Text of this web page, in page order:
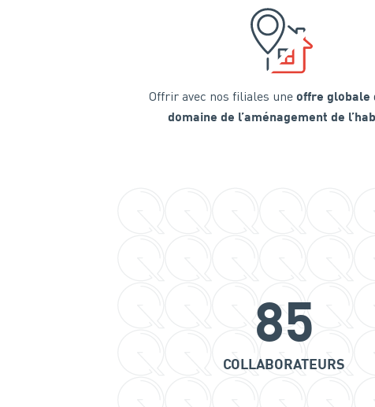
Offrir avec nos filiales une offre globale
domaine de l’aménagement de
85
COLLABORATEURS